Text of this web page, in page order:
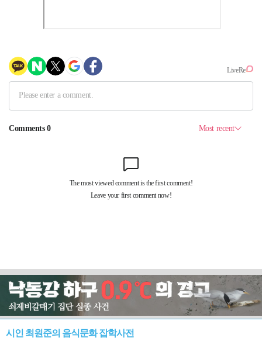
시인 최원준의 음식문화 잡학사전